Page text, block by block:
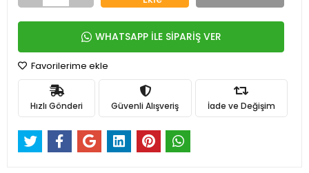
WHATSAPP İLE SİPARİŞ VER
Favorilerime ekle
Hızlı Gönderi Güvenli Alışveriş İade ve Değişim